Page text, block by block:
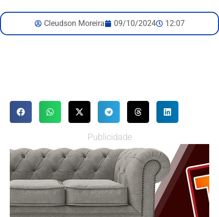
Cleudson Moreira 09/10/2024 12:07
Publicidade